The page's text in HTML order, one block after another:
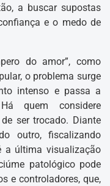
a buscar supostas
e o medo de
do amor”, como
o problema surge
intenso e passa a
quem considere
ser trocado. Diante
outro, fiscalizando
a última visualização
patológico pode
e controladores, que,